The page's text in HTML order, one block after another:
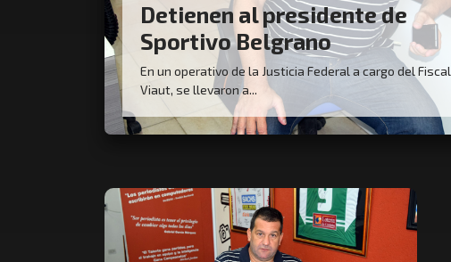
Detienen al presidente de
Sportivo Belgrano
En un operativo de la Justicia Federal a cargo del Fiscal
Viaut, se llevaron a...